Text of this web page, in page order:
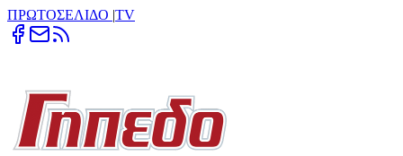
ΠΡΩΤΟΣΕΛΙΔΟ |TV